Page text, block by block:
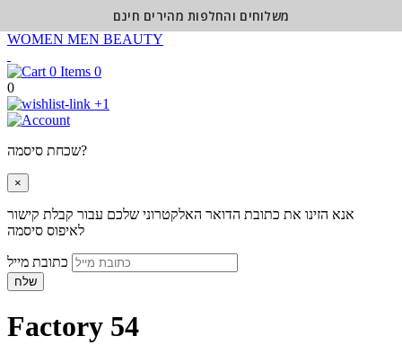
WOMEN MEN BEAUTY
0
0
+1
שכחת סיסמה?
×
אנא הזינו את כתובת הדואר האלקטרוני שלכם עבור קבלת קישור
לאיפוס סיסמה
שלח
Factory 54
משלוחים והחלפות מהירים חינם